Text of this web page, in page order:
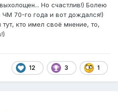
Но счастлив!) Болею
ЧМ 70-го года и вот дождался!)
кто имел своё мнение, то,
12 3 1